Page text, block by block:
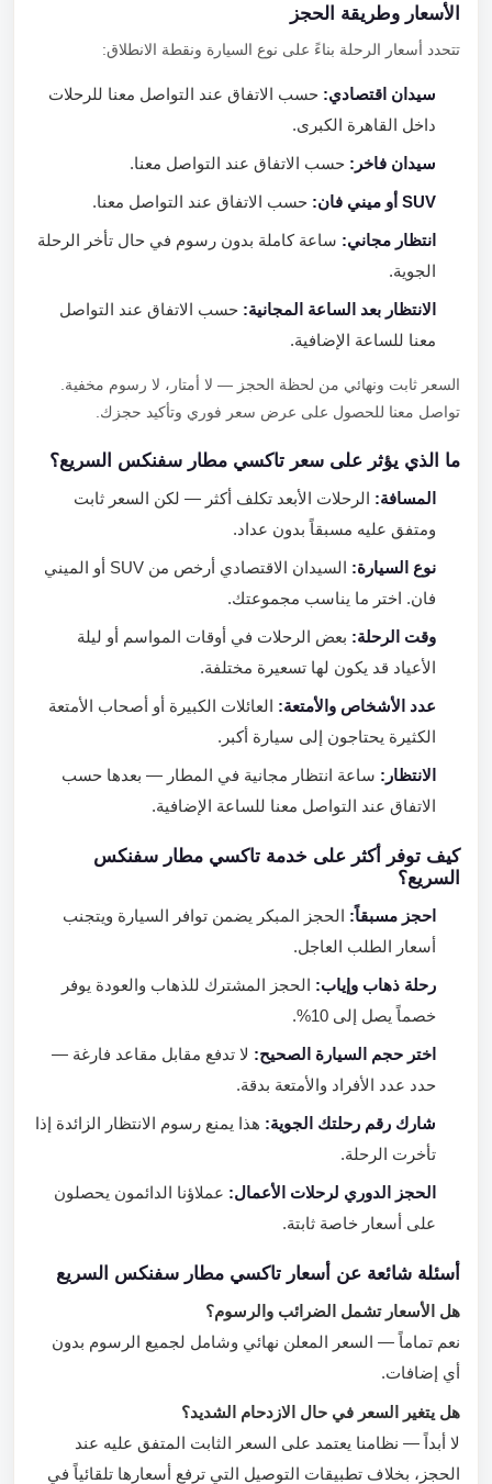
الأسعار وطريقة الحجز
تتحدد أسعار الرحلة بناءً على نوع السيارة ونقطة الانطلاق:
سيدان اقتصادي:حسب الاتفاق عند التواصل معنا للرحلات
داخل القاهرة الكبرى.
سيدان فاخر:حسب الاتفاق عند التواصل معنا.
SUV أو ميني فان: حسب الاتفاق عند التواصل معنا.
انتظار مجاني:ساعة كاملة بدون رسوم في حال تأخر الرحلة
الجوية.
الانتظار بعد الساعة المجانية:حسب الاتفاق عند التواصل
معنا للساعة الإضافية.
السعر ثابت ونهائي من لحظة الحجز — لا أمتار، لا رسوم مخفية.
تواصل معنا للحصول على عرض سعر فوري وتأكيد حجزك.
ما الذي يؤثر على سعر تاكسي مطار سفنكس السريع؟
المسافة:الرحلات الأبعد تكلف أكثر — لكن السعر ثابت
ومتفق عليه مسبقاً بدون عداد.
نوع السيارة:
السيدان الاقتصادي أرخص من SUV أو الميني
فان. اختر ما يناسب مجموعتك.
وقت الرحلة:بعض الرحلات في أوقات المواسم أو ليلة
الأعياد قد يكون لها تسعيرة مختلفة.
عدد الأشخاص والأمتعة:العائلات الكبيرة أو أصحاب الأمتعة
الكثيرة يحتاجون إلى سيارة أكبر.
الانتظار:ساعة انتظار مجانية في المطار — بعدها حسب
الاتفاق عند التواصل معنا للساعة الإضافية.
كيف توفر أكثر على خدمة تاكسي مطار سفنكس
السريع؟
احجز مسبقاً:الحجز المبكر يضمن توافر السيارة ويتجنب
أسعار الطلب العاجل.
رحلة ذهاب وإياب:الحجز المشترك للذهاب والعودة يوفر
خصماً يصل إلى 10%.
اختر حجم السيارة الصحيح:لا تدفع مقابل مقاعد فارغة —
حدد عدد الأفراد والأمتعة بدقة.
شارك رقم رحلتك الجوية:هذا يمنع رسوم الانتظار الزائدة إذا
تأخرت الرحلة.
الحجز الدوري لرحلات الأعمال:عملاؤنا الدائمون يحصلون
على أسعار خاصة ثابتة.
أسئلة شائعة عن أسعار تاكسي مطار سفنكس السريع
هل الأسعار تشمل الضرائب والرسوم؟
نعم تماماً — السعر المعلن نهائي وشامل لجميع الرسوم بدون
أي إضافات.
هل يتغير السعر في حال الازدحام الشديد؟
لا أبداً — نظامنا يعتمد على السعر الثابت المتفق عليه عند
الحجز، بخلاف تطبيقات التوصيل التي ترفع أسعارها تلقائياً في